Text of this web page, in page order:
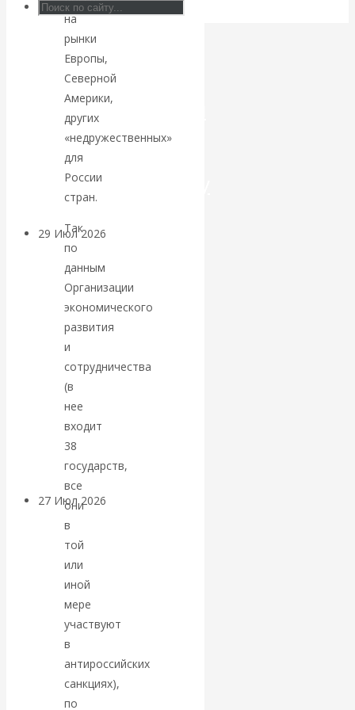
Искусственный
интеллект —
революционный
переход к
посткапитализму
29 Июл 2026
финансовая олигархия
Валентин
Катасонов.
«Мировые
ростовщики»:
вчера и сегодня
27 Июл 2026
валютная система
Валентин
КАтасонов.
«МЕТОД
ОТМЫВАНИЯ
на
рынки
Европы,
Северной
Америки,
других
«недружественных»
для
России
стран.
Так
по
данным
Организации
экономического
развития
и
сотрудничества
(в
нее
входит
38
государств,
все
они
в
той
или
иной
мере
участвуют
в
антироссийских
санкциях),
по